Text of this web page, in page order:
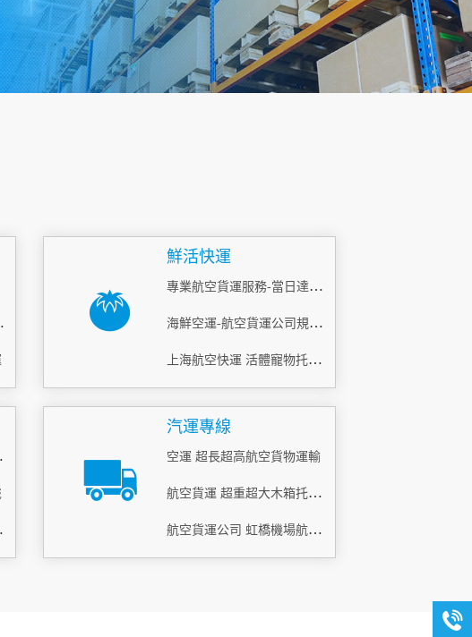
運？
鮮活快運
專業航空貨運服務-當日達_鮮活空運怎么寄？
海鮮空運-航空貨運公司規定內容
上海航空快運 活體寵物托運 當日急件
運
托運
汽運專線
空運 超長超高航空貨物運輸
航空貨運 超重超大木箱托運 當天到
航空貨運公司 虹橋機場航空貨運